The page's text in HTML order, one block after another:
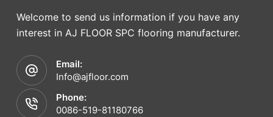
Welcome to send us information if you have any
interest in AJ FLOOR SPC flooring manufacturer.
Email:
Info@ajfloor.com
Phone:
0086-519-81180766